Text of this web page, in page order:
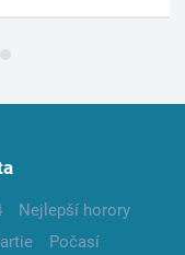
Nejlepší horory
Počasí